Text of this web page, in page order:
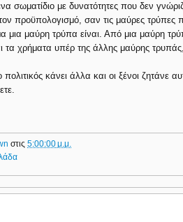
σωματίδιο με δυνατότητες που δεν
προϋπολογισμό, σαν τις μαύρες τρύπες
μια μαύρη τρύπα είναι. Από μια μαύρη
τα χρήματα υπέρ της άλλης μαύρης
κάνει άλλα και οι ξένοι ζητάνε
στις5:00:00 μ.μ.